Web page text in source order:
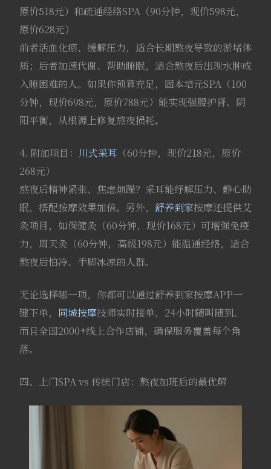
原价518元）和疏通经络SPA（90分钟，现价598元，
原价628元）
前者活血化瘀、缓解压力，适合长期熬夜导致的淤堵体
质；后者加速代谢、帮助睡眠，适合熬夜后出现水肿或
入睡困难的人。如果你预算充足，固本培元SPA（100
分钟，现价698元，原价788元）能实现强腰护肾、阴
阳平衡，从根源上修复熬夜损耗。
4. 附加项目： 川式采耳 （60分钟，现价218元，原价
268元）
熬夜后精神紧张、焦虑烦躁？采耳能纾解压力、静心助
眠，搭配按摩效果加倍。另外， 舒养到家按摩还提供艾
灸项目，如保健灸（60分钟，现价168元）可增强免疫
力，周天灸（60分钟，高级198元）能温通经络，适合
熬夜后怕冷、手脚冰凉的人群。
无论选择哪一项，你都可以通过舒养到家按摩APP一
键下单， 同城按摩技师实时接单，24小时随叫随到。
而且全国2000+线上合作店铺，确保服务覆盖每个角
落。
四、上门SPA vs 传统门店：熬夜加班后的最优解